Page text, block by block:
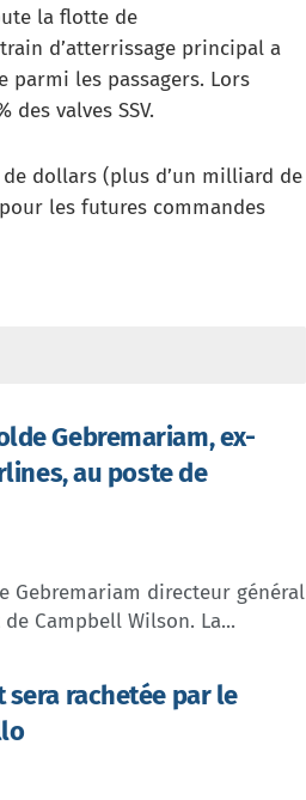
la flotte de
d’atterrissage principal a
parmi les passagers. Lors
valves SSV.
dollars (plus d’un milliard de
les futures commandes
Gebremariam, ex-
au poste de
Gebremariam directeur général
Campbell Wilson. La...
sera rachetée par le